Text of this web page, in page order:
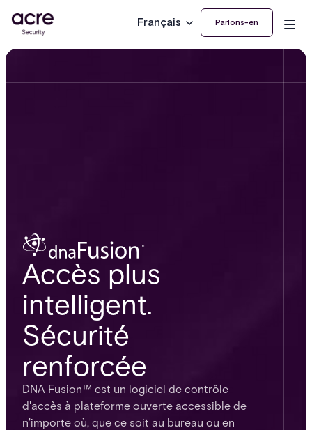
Français Parlons-en
Accès plus
intelligent.
Sécurité
renforcée
DNA Fusion™ est un logiciel de contrôle
d'accès à plateforme ouverte accessible de
n'importe où, que ce soit au bureau ou en